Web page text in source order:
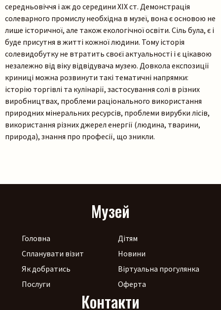
середньовіччя і аж до середини ХIX ст. Демонстрація
солеварного промислу необхідна в музеї, вона є основою не
лише історичної, але також екологічної освіти. Сіль була, є і
буде присутня в житті кожної людини. Тому історія
солевидобутку не втратить своєї актуальності і є цікавою
незалежно від віку відвідувача музею. Довкола експозиції
криниці можна розвинути такі тематичні напрямки:
історію торгівлі та кулінарії, застосування солі в різних
виробництвах, проблеми раціонального використання
природних мінеральних ресурсів, проблеми вирубки лісів,
використання різних джерел енергії (людина, тварини,
природа), знання про професії, що зникли.
Музей
Головна
Спланувати візит
Як добратись
Послуги
Дітям
Новини
Віртуальна прогулянка
Оферта
Контакти